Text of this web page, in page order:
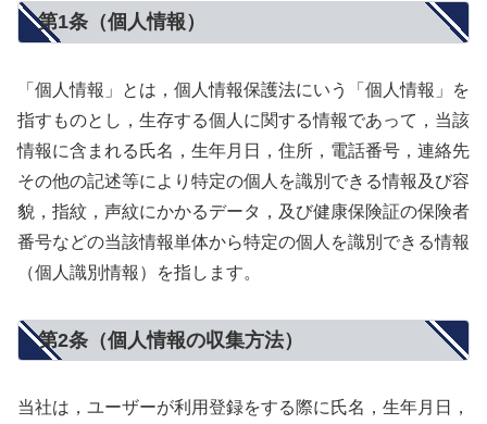
第1条（個人情報）
「個人情報」とは，個人情報保護法にいう「個人情報」を
指すものとし，生存する個人に関する情報であって，当該
情報に含まれる氏名，生年月日，住所，電話番号，連絡先
その他の記述等により特定の個人を識別できる情報及び容
貌，指紋，声紋にかかるデータ，及び健康保険証の保険者
番号などの当該情報単体から特定の個人を識別できる情報
（個人識別情報）を指します。
第2条（個人情報の収集方法）
当社は，ユーザーが利用登録をする際に氏名，生年月日，